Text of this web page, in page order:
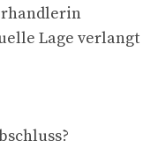
Lage verlangt